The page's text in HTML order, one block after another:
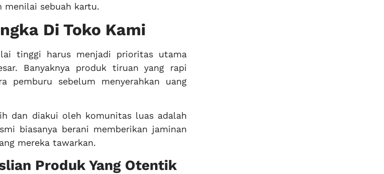
menilai sebuah kartu.
Di Toko Kami
tinggi harus menjadi prioritas utama
Banyaknya produk tiruan yang rapi
sebelum menyerahkan uang
dan diakui oleh komunitas luas adalah
biasanya berani memberikan jaminan
mereka tawarkan.
Produk Yang Otentik